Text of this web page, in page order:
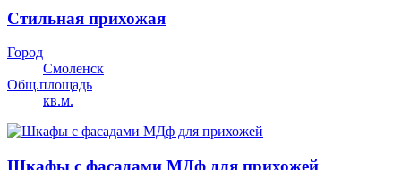
Стильная прихожая
Город
Смоленск
Общ.площадь
кв.м.
Шкафы с фасадами МДф для прихожей